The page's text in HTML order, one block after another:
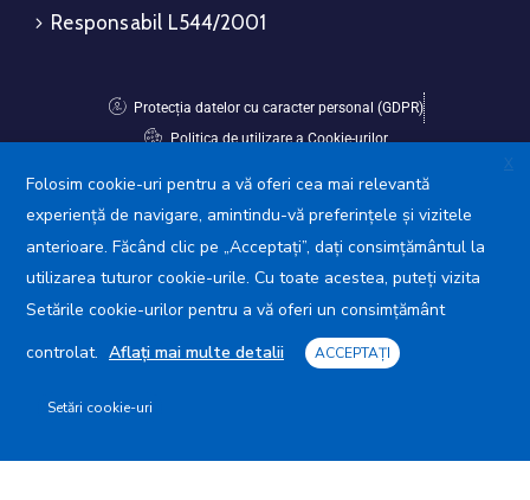
Responsabil L544/2001
Protecția datelor cu caracter personal (GDPR)
Politica de utilizare a Cookie-urilor
Avansis Mobile
Primăria Municipiului Giurgiu © 2025. Toate drepturile
X
Folosim cookie-uri pentru a vă oferi cea mai relevantă
experiență de navigare, amintindu-vă preferințele și vizitele
anterioare. Făcând clic pe „Acceptați”, dați consimțământul la
utilizarea tuturor cookie-urile. Cu toate acestea, puteți vizita
Setările cookie-urilor pentru a vă oferi un consimțământ
controlat. Aflați mai multe detalii ACCEPTAȚI
Setări cookie-uri